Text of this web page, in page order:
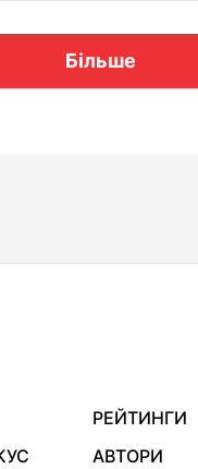
Більше
РЕЙТИНГИ
АВТОРИ